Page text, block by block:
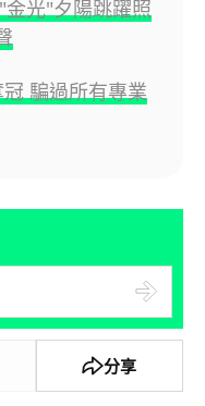
光"夕陽跳躍照
騙過所有專業
分享